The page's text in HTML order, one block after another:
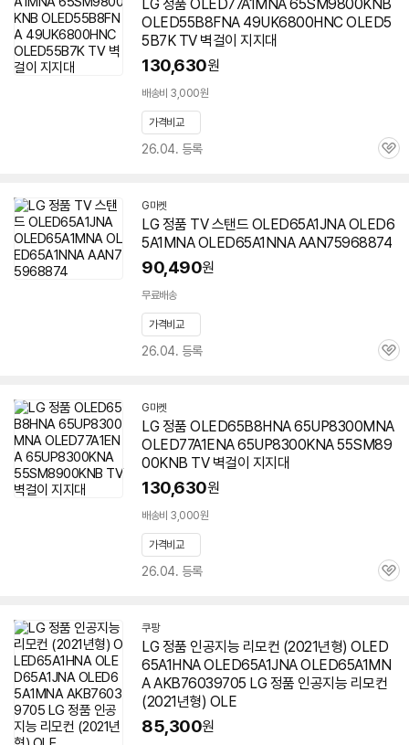
LG 정품 OLED77A1MNA 65SM9800KNB
OLED55B8FNA 49UK6800HNC OLED5
5B7K TV 벽걸이 지지대
130,630원
배송비 3,000원
가격비교
26.04. 등록
관
G마켓
LG 정품 TV 스탠드 OLED65A1JNA OLED6
5A1MNA OLED65A1NNA AAN75968874
90,490원
무료배송
가격비교
26.04. 등록
관
G마켓
LG 정품 OLED65B8HNA 65UP8300MNA
OLED77A1ENA 65UP8300KNA 55SM89
00KNB TV 벽걸이 지지대
130,630원
배송비 3,000원
가격비교
26.04. 등록
관
쿠팡
LG 정품 인공지능 리모컨 (2021년형) OLED
65A1HNA OLED65A1JNA OLED65A1MN
A AKB76039705 LG 정품 인공지능 리모컨
(2021년형) OLE
85,300원